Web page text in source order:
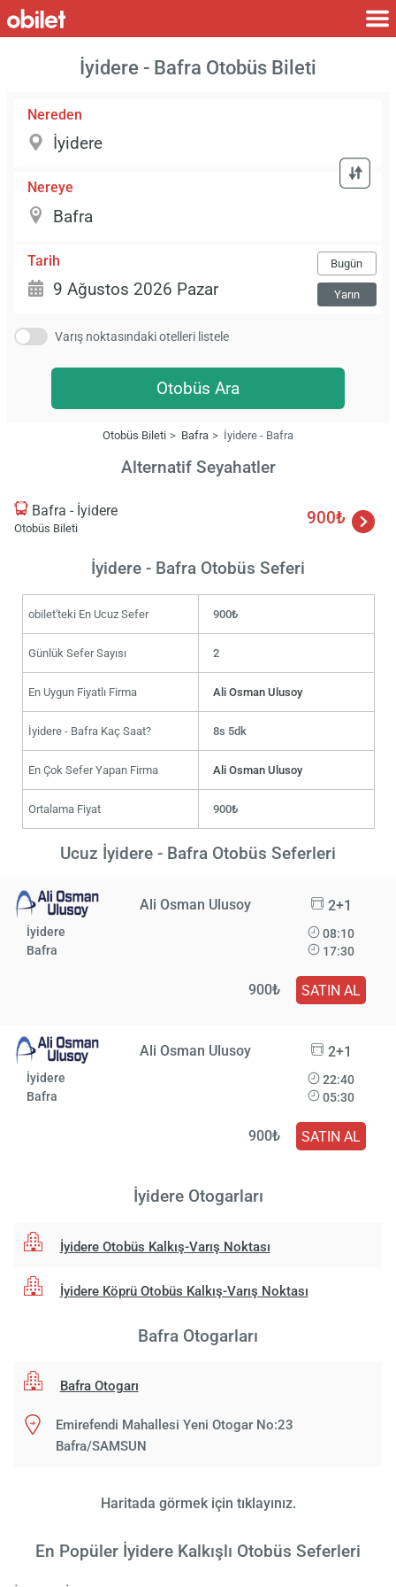
İyidere - Bafra Otobüs Bileti
Nereden
Nereye
Tarih Bugün
Yarın
Varış noktasındaki otelleri listele
Otobüs Ara
Otobüs Bileti Bafra İyidere - Bafra
Alternatif Seyahatler
Bafra - İyidere
Otobüs Bileti
900₺
İyidere - Bafra Otobüs Seferi
obilet'teki En Ucuz Sefer 900₺
Günlük Sefer Sayısı 2
En Uygun Fiyatlı Firma Ali Osman Ulusoy
İyidere - Bafra Kaç Saat? 8s 5dk
En Çok Sefer Yapan Firma Ali Osman Ulusoy
Ortalama Fiyat 900₺
Ucuz İyidere - Bafra Otobüs Seferleri
Ali Osman Ulusoy 2+1
İyidere
Bafra
08:10
17:30
900₺ SATIN AL
Ali Osman Ulusoy 2+1
İyidere
Bafra
22:40
05:30
900₺ SATIN AL
İyidere Otogarları
İyidere Otobüs Kalkış-Varış Noktası
İyidere Köprü Otobüs Kalkış-Varış Noktası
Bafra Otogarları
Bafra Otogarı
Emirefendi Mahallesi Yeni Otogar No:23
Bafra/SAMSUN
Haritada görmek için tıklayınız.
En Popüler İyidere Kalkışlı Otobüs Seferleri